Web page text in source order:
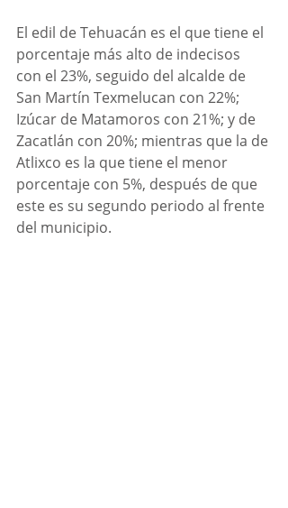
El edil de Tehuacán es el que tiene el
porcentaje más alto de indecisos
con el 23%, seguido del alcalde de
San Martín Texmelucan con 22%;
Izúcar de Matamoros con 21%; y de
Zacatlán con 20%; mientras que la de
Atlixco es la que tiene el menor
porcentaje con 5%, después de que
este es su segundo periodo al frente
del municipio.